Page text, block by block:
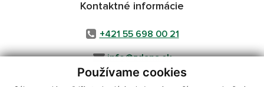
Používame cookies
Kontaktné informácie
+421 55 698 00 21
info@zdana.sk